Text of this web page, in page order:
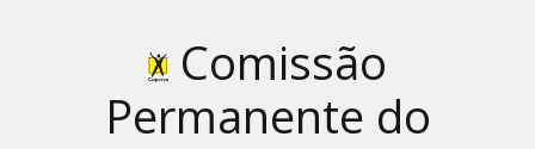
Comissão
Permanente do